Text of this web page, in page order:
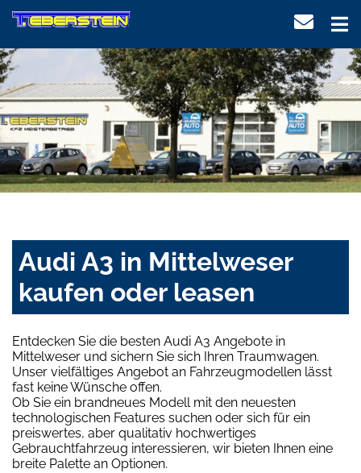
Audi A3 in Mittelweser
kaufen oder leasen
Entdecken Sie die besten Audi A3 Angebote in
Mittelweser und sichern Sie sich Ihren Traumwagen.
Unser vielfältiges Angebot an Fahrzeugmodellen lässt
fast keine Wünsche offen.
Ob Sie ein brandneues Modell mit den neuesten
technologischen Features suchen oder sich für ein
preiswertes, aber qualitativ hochwertiges
Gebrauchtfahrzeug interessieren, wir bieten Ihnen eine
breite Palette an Optionen.